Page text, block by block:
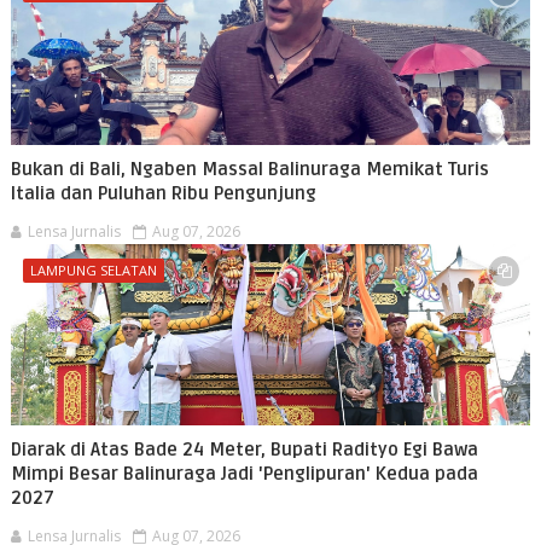
Bukan di Bali, Ngaben Massal Balinuraga Memikat Turis
Italia dan Puluhan Ribu Pengunjung
Lensa Jurnalis Aug 07, 2026
LAMPUNG SELATAN
Diarak di Atas Bade 24 Meter, Bupati Radityo Egi Bawa
Mimpi Besar Balinuraga Jadi 'Penglipuran' Kedua pada
2027
Lensa Jurnalis Aug 07, 2026